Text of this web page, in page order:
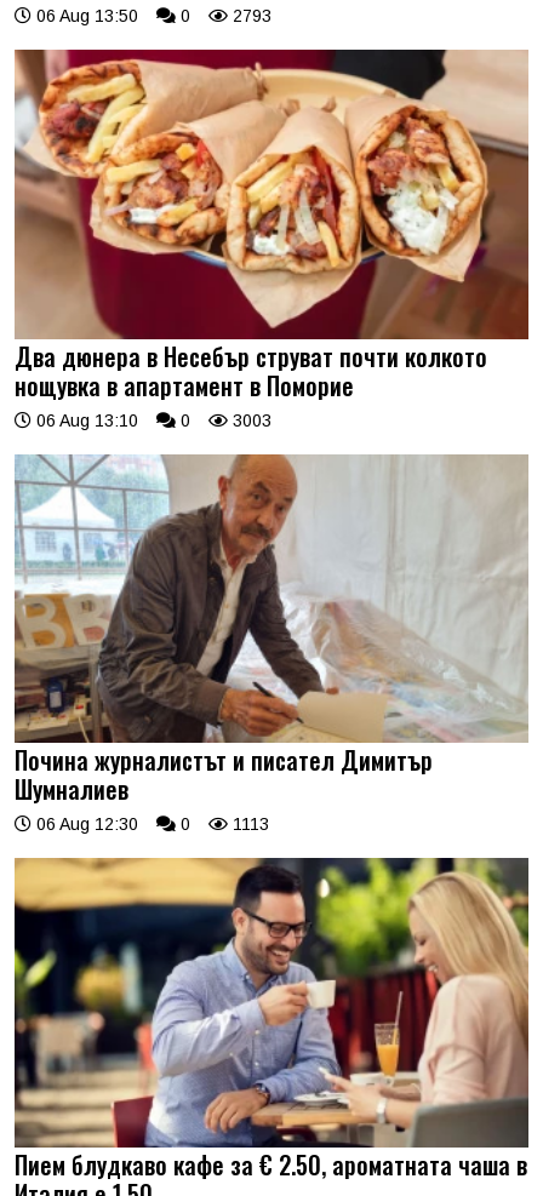
06 Aug 13:50 0 2793
Два дюнера в Несебър струват почти колкото
нощувка в апартамент в Поморие
06 Aug 13:10 0 3003
Почина журналистът и писател Димитър
Шумналиев
06 Aug 12:30 0 1113
Пием блудкаво кафе за € 2.50, ароматната чаша в